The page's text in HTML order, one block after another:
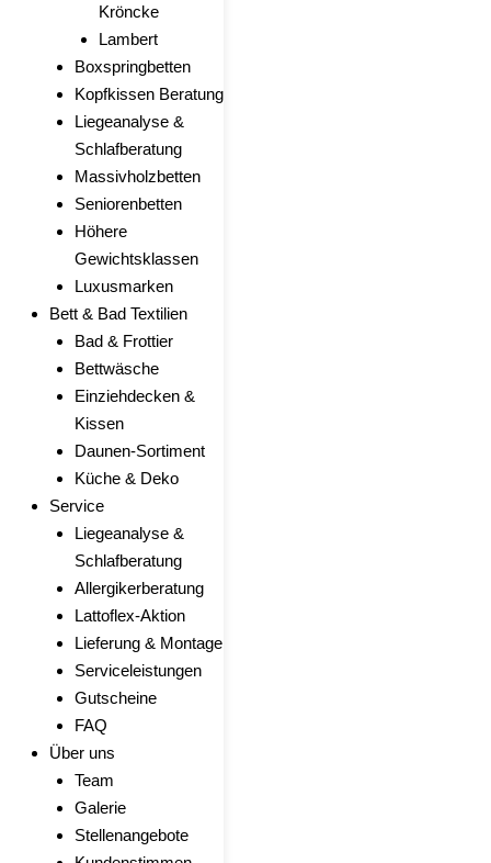
Kröncke
Lambert
Boxspringbetten
Kopfkissen Beratung
Liegeanalyse &
Schlafberatung
Massivholzbetten
Seniorenbetten
Höhere
Gewichtsklassen
Luxusmarken
Bett & Bad Textilien
Bad & Frottier
Bettwäsche
Einziehdecken &
Kissen
Daunen-Sortiment
Küche & Deko
Service
Liegeanalyse &
Schlafberatung
Allergikerberatung
Lattoflex-Aktion
Lieferung & Montage
Serviceleistungen
Gutscheine
FAQ
Über uns
Team
Galerie
Stellenangebote